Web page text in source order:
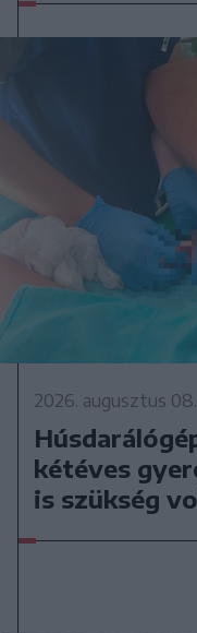
2026. augusztus
kétéves
is szükség